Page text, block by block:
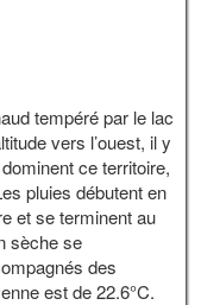
tempéré par le lac
vers l’ouest, il y
ce territoire,
pluies débutent en
et se terminent au
sèche se
des
est de 22.6°C.